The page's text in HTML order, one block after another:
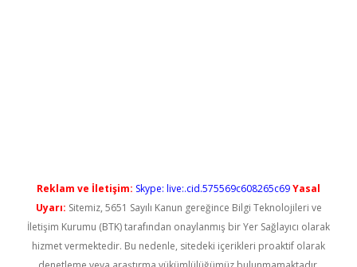
Reklam ve İletişim: Skype: live:.cid.575569c608265c69Yasal
Uyarı: Sitemiz, 5651 Sayılı Kanun gereğince Bilgi Teknolojileri ve
İletişim Kurumu (BTK) tarafından onaylanmış bir Yer Sağlayıcı olarak
hizmet vermektedir. Bu nedenle, sitedeki içerikleri proaktif olarak